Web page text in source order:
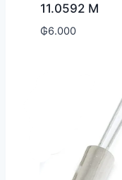
11.0592 M
₲6.000